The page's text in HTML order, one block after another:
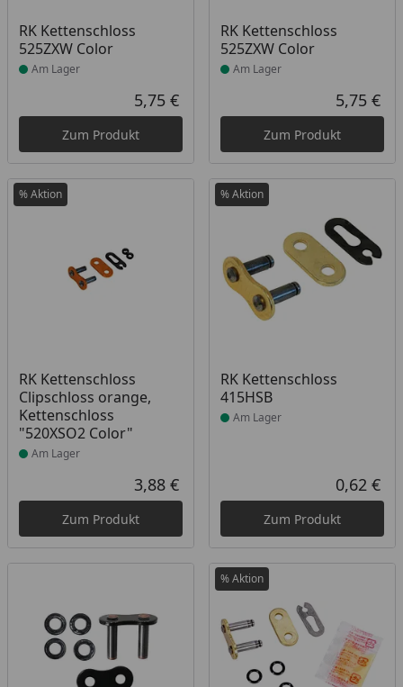
RK Kettenschloss
525ZXW Color
Produkt am Lager
Am Lager
Aktueller Preis
5,75 €
Zum Produkt
RK Kettenschloss
525ZXW Color
Produkt am Lager
Am Lager
5,75 €
Zum Produkt
% Aktion
RK Kettenschloss
Clipschloss orange,
Kettenschloss
"520XSO2 Color"
Produkt am Lager
Am Lager
Aktueller Preis
3,88 €
Zum Produkt
% Aktion
RK Kettenschloss
415HSB
Produkt am Lager
Am Lager
0,62 €
Zum Produkt
% Aktion